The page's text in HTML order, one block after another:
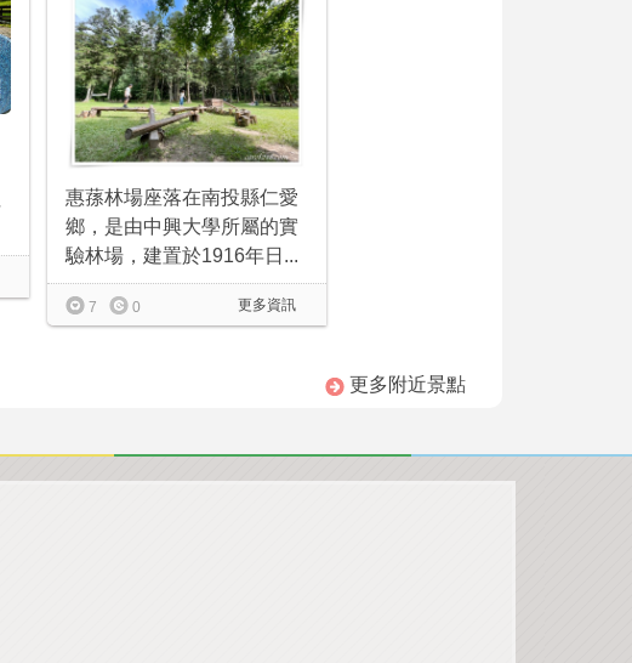
惠蓀林場座落在南投縣仁愛
鄉，是由中興大學所屬的實
驗林場，建置於1916年日...
更多資訊
7 0
更多附近景點